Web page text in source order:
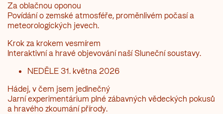
Za oblačnou oponou
Povídání o zemské atmosféře, proměnlivém počasí a
meteorologických jevech.
Krok za krokem vesmírem
Interaktivní a hravé objevování naší Sluneční soustavy.
NEDĚLE 31. května 2026
Hádej, v čem jsem jedinečný
Jarní experimentárium plné zábavných vědeckých pokusů
a hravého zkoumání přírody.